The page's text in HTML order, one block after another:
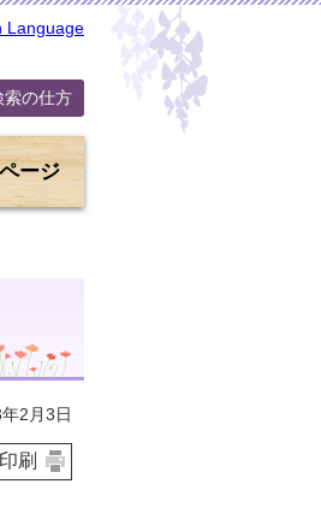
Language
索の仕方
ージ
2月3日
刷